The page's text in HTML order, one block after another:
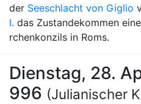
der Seeschlacht von Giglio
I. das Zustandekommen
rchenkonzils in Roms.
Dienstag, 28.
996 (Julianischer